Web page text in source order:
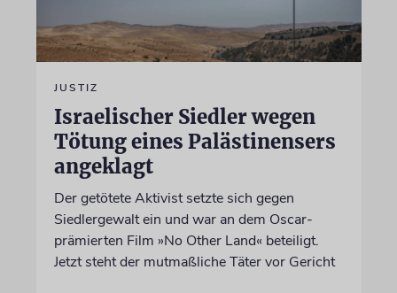
JUSTIZ
Israelischer Siedler wegen
Tötung eines Palästinensers
angeklagt
Der getötete Aktivist setzte sich gegen
Siedlergewalt ein und war an dem Oscar-
prämierten Film »No Other Land« beteiligt.
Jetzt steht der mutmaßliche Täter vor Gericht